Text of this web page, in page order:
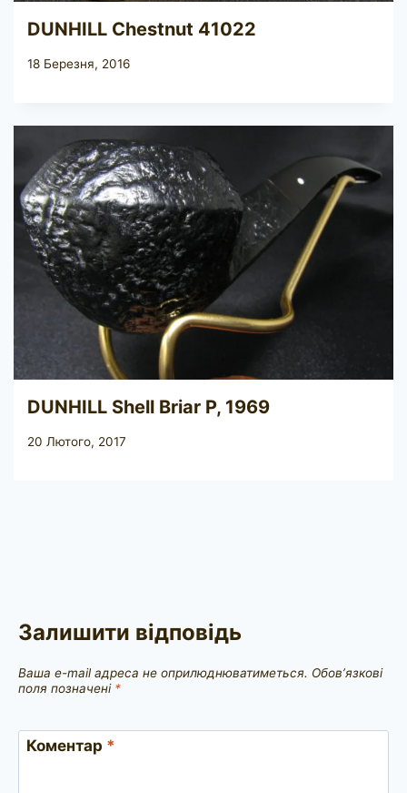
DUNHILL Chestnut 41022
18 Березня, 2016
DUNHILL Shell Briar P, 1969
20 Лютого, 2017
Залишити відповідь
Ваша e-mail адреса не оприлюднюватиметься. Обов’язкові
поля позначені *
Коментар *